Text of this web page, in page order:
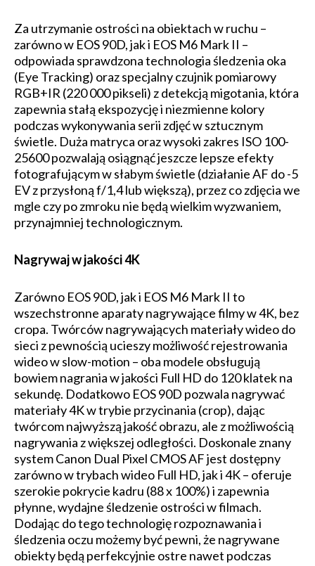
Za utrzymanie ostrości na obiektach w ruchu –
zarówno w EOS 90D, jak i EOS M6 Mark II –
odpowiada sprawdzona technologia śledzenia oka
(Eye Tracking) oraz specjalny czujnik pomiarowy
RGB+IR (220 000 pikseli) z detekcją migotania, która
zapewnia stałą ekspozycję i niezmienne kolory
podczas wykonywania serii zdjęć w sztucznym
świetle. Duża matryca oraz wysoki zakres ISO 100-
25600 pozwalają osiągnąć jeszcze lepsze efekty
fotografującym w słabym świetle (działanie AF do -5
EV z przysłoną f/1,4 lub większą), przez co zdjęcia we
mgle czy po zmroku nie będą wielkim wyzwaniem,
przynajmniej technologicznym.
Nagrywaj w jakości 4K
Zarówno EOS 90D, jak i EOS M6 Mark II to
wszechstronne aparaty nagrywające filmy w 4K, bez
cropa. Twórców nagrywających materiały wideo do
sieci z pewnością ucieszy możliwość rejestrowania
wideo w slow-motion – oba modele obsługują
bowiem nagrania w jakości Full HD do 120 klatek na
sekundę. Dodatkowo EOS 90D pozwala nagrywać
materiały 4K w trybie przycinania (crop), dając
twórcom najwyższą jakość obrazu, ale z możliwością
nagrywania z większej odległości. Doskonale znany
system Canon Dual Pixel CMOS AF jest dostępny
zarówno w trybach wideo Full HD, jak i 4K – oferuje
szerokie pokrycie kadru (88 x 100%) i zapewnia
płynne, wydajne śledzenie ostrości w filmach.
Dodając do tego technologię rozpoznawania i
śledzenia oczu możemy być pewni, że nagrywane
obiekty będą perfekcyjnie ostre nawet podczas